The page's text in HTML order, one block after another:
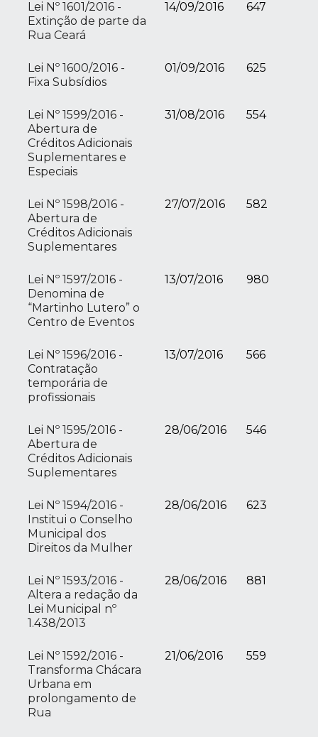
Lei Nº 1601/2016 -
Extinção de parte da
Rua Ceará
14/09/2016 647
Lei Nº 1600/2016 -
Fixa Subsídios
01/09/2016 625
Lei Nº 1599/2016 -
Abertura de
Créditos Adicionais
Suplementares e
Especiais
31/08/2016 554
Lei Nº 1598/2016 -
Abertura de
Créditos Adicionais
Suplementares
27/07/2016 582
Lei Nº 1597/2016 -
Denomina de
“Martinho Lutero” o
Centro de Eventos
13/07/2016 980
Lei Nº 1596/2016 -
Contratação
temporária de
profissionais
13/07/2016 566
Lei Nº 1595/2016 -
Abertura de
Créditos Adicionais
Suplementares
28/06/2016 546
Lei Nº 1594/2016 -
Institui o Conselho
Municipal dos
Direitos da Mulher
28/06/2016 623
Lei Nº 1593/2016 -
Altera a redação da
Lei Municipal nº
1.438/2013
28/06/2016 881
Lei Nº 1592/2016 -
Transforma Chácara
Urbana em
prolongamento de
Rua
21/06/2016 559